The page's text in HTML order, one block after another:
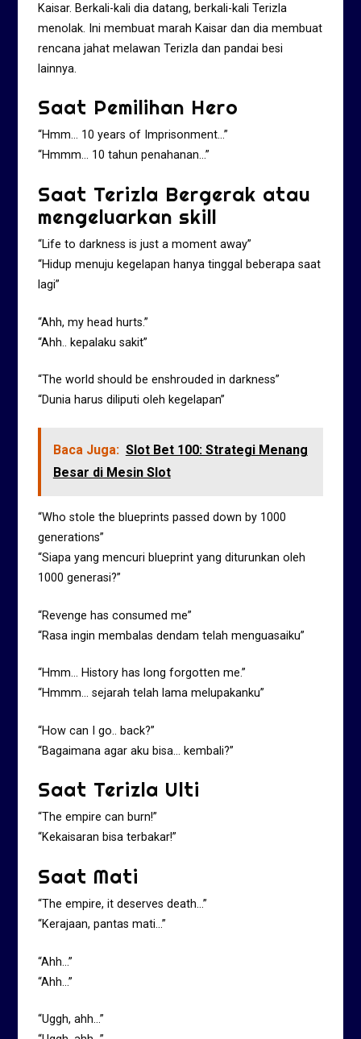
Kaisar. Berkali-kali dia datang, berkali-kali Terizla
menolak. Ini membuat marah Kaisar dan dia membuat
rencana jahat melawan Terizla dan pandai besi
lainnya.
Saat Pemilihan Hero
“Hmm… 10 years of Imprisonment…”
“Hmmm… 10 tahun penahanan…”
Saat Terizla Bergerak atau
mengeluarkan skill
“Life to darkness is just a moment away”
“Hidup menuju kegelapan hanya tinggal beberapa saat
lagi”
“Ahh, my head hurts.”
“Ahh.. kepalaku sakit”
“The world should be enshrouded in darkness”
“Dunia harus diliputi oleh kegelapan”
Baca Juga: Slot Bet 100: Strategi Menang
Besar di Mesin Slot
“Who stole the blueprints passed down by 1000
generations”
“Siapa yang mencuri blueprint yang diturunkan oleh
1000 generasi?”
“Revenge has consumed me”
“Rasa ingin membalas dendam telah menguasaiku”
“Hmm… History has long forgotten me.”
“Hmmm… sejarah telah lama melupakanku”
“How can I go.. back?”
“Bagaimana agar aku bisa… kembali?”
Saat Terizla Ulti
“The empire can burn!”
“Kekaisaran bisa terbakar!”
Saat Mati
“The empire, it deserves death…”
“Kerajaan, pantas mati…”
“Ahh…”
“Ahh…”
“Uggh, ahh…”